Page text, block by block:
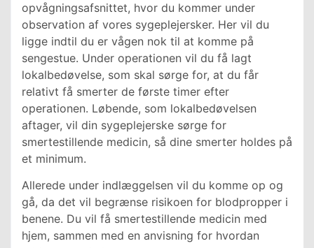
opvågningsafsnittet, hvor du kommer under
observation af vores sygeplejersker. Her vil du
ligge indtil du er vågen nok til at komme på
sengestue. Under operationen vil du få lagt
lokalbedøvelse, som skal sørge for, at du får
relativt få smerter de første timer efter
operationen. Løbende, som lokalbedøvelsen
aftager, vil din sygeplejerske sørge for
smertestillende medicin, så dine smerter holdes på
et minimum.
Allerede under indlæggelsen vil du komme op og
gå, da det vil begrænse risikoen for blodpropper i
benene. Du vil få smertestillende medicin med
hjem, sammen med en anvisning for hvordan